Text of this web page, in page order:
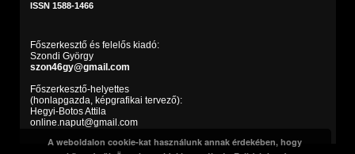
ISSN 1588-1466
Főszerkesztő és felelős kiadó:
Szondi György
szon46gy@gmail.com
Főszerkesztő-helyettes
(honlapgazda, képgrafikai tervező):
Hegyi-Botos Attila
online.naput@gmail.com
A weboldalon cookie-kat használunk annak érdekében, hogy